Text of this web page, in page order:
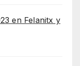
en Felanitx y